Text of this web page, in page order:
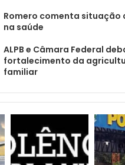
Romero comenta situação
na saúde
ALPB e Câmara Federal
fortalecimento da
familiar